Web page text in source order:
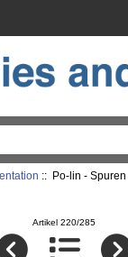
:: Po-lin -
Artikel 220/285